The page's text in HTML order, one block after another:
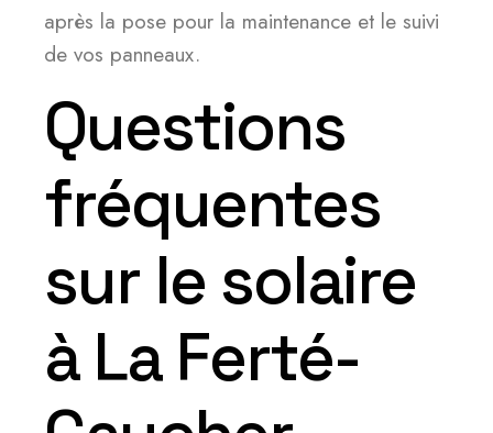
après la pose pour la maintenance et le suivi
de vos panneaux.
Questions
fréquentes
sur le solaire
à La Ferté-